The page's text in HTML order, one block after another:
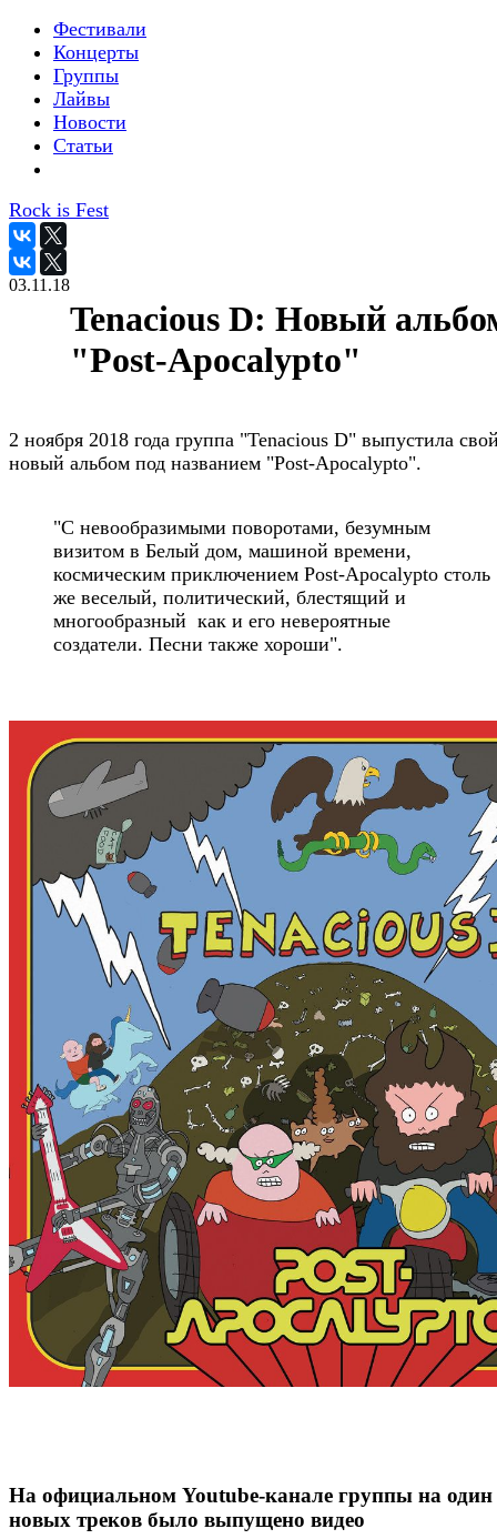
Фестивали
Концерты
Группы
Лайвы
Новости
Статьи
Rock is Fest
03.11.18
Tenacious D: Новый
"Post-Apocalypto"
2 ноября 2018 года группа "Tenacious D" выпустила
новый альбом под названием "Post-Apocalypto".
"С невообразимыми поворотами, безумным
визитом в Белый дом, машиной времени,
космическим приключением Post-Apocalypto столь
же веселый, политический, блестящий и
многообразный как и его невероятные
создатели. Песни также хороши".
На официальном Youtube-канале группы на один
новых треков было выпущено видео